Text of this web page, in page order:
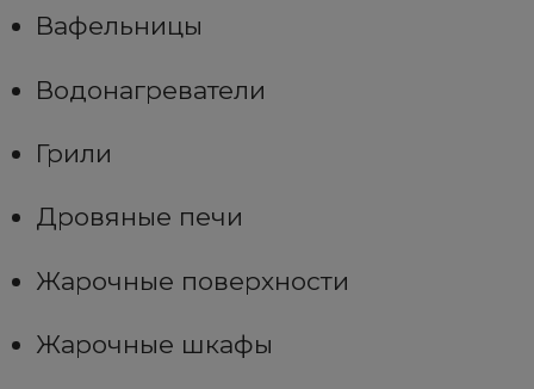
Вафельницы
Водонагреватели
Грили
Дровяные печи
Жарочные поверхности
Жарочные шкафы